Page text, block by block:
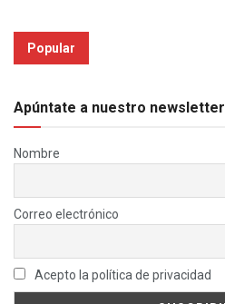
Popular
Apúntate a nuestro newsletter
Nombre
Correo electrónico
Acepto la política de privacidad